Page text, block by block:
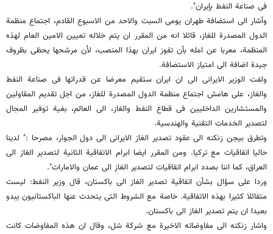
فی صناعة النفط بإیران".
وأشار الى استضافة طهران یومی السبت والاحد من الاسبوع القادم، اجتماع منظمة
الدول المصدرة للغاز، قائلا انه من المقرر ان یتم خلاله تعیین الامین العام لهذه
المنظمة، معربا عن امله بأن تفوز ایران بهذا المنصب، لأن مرشحها یحظى بظروف
جیدة اضافة الى امتیاز الاستضافة.
ولفت الوزیر الایرانی الى ان ایران ستقیم معرضا عن قدراتها فی صناعة النفط
والغاز، على هامش اجتماع منظمة الدول المصدرة للغاز، من اجل تقدیم المقاولین
والمستشارین الداخلیین فی قطاع النفط والغاز، الى العالم، بغیة توفیر المجال
لتصدیر الخدمات التقنیة والهندسیة.
وتطرق بیجن زنکنه الى عقود تصدیر الغاز الایرانی الى دول الجوار، مصرحا :" لدینا
حالیا اتفاقیات مع ترکیا. ومن المقرر ایضا ابرام الاتفاقیة الثانیة لتصدیر الغاز الى
العراق، کما اننا بصدد ابرام اتفاقیات لتصدیر الغاز الى عمان والامارات".
وردا على سؤال بشأن اتفاقیة تصدیر الغاز الى باکستان، قال وزیر النفط: لیست
متفائلا کثیرا بهذه الاتفاقیة. خاصة مع الشروط التی یتحدث عنها الباکستانیون یبدو
بعیدا ان یتم تصدیر الغاز الى باکستان.
واشار زنکنه الى مفاوضاته الاخیرة مع شرکة شل، وقال ان هذه المفاوضات کانت